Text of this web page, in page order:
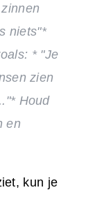
niets"*
* "Je
zien
* Houd
en
kun je